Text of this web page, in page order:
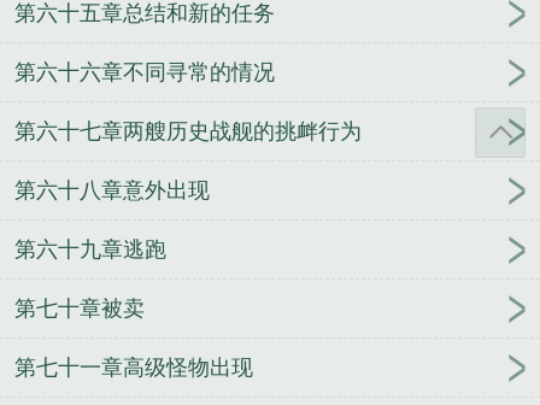
第六十五章总结和新的任务
第六十六章不同寻常的情况
第六十七章两艘历史战舰的挑衅行为
第六十八章意外出现
第六十九章逃跑
第七十章被卖
第七十一章高级怪物出现